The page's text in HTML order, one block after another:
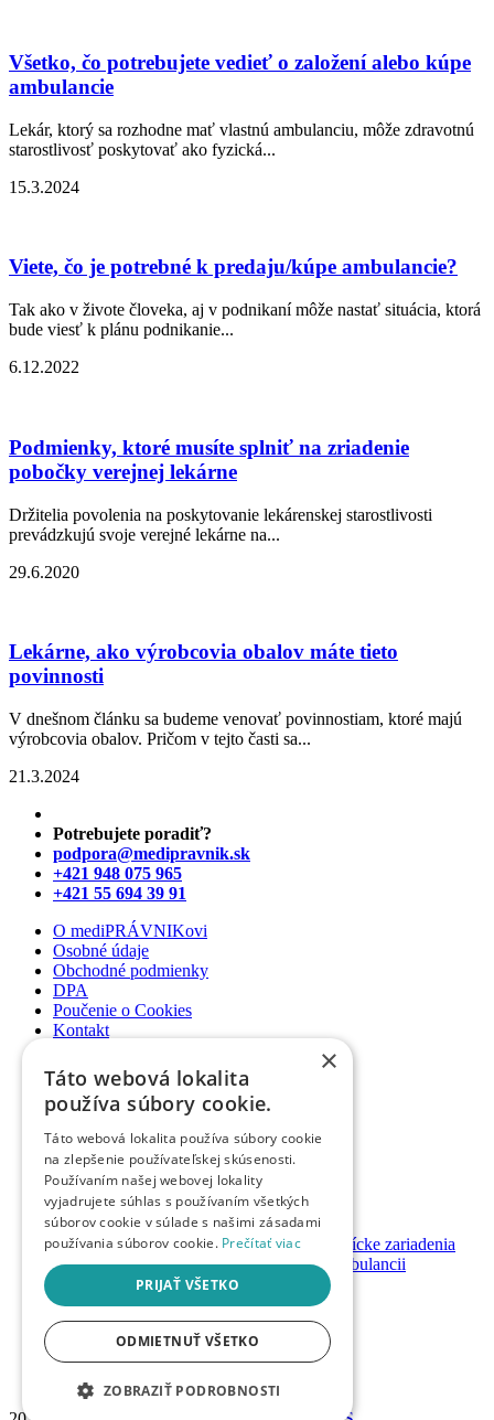
Všetko, čo potrebujete vedieť o založení alebo kúpe
ambulancie
Lekár, ktorý sa rozhodne mať vlastnú ambulanciu, môže zdravotnú
starostlivosť poskytovať ako fyzická...
15.3.2024
Viete, čo je potrebné k predaju/kúpe ambulancie?
Tak ako v živote človeka, aj v podnikaní môže nastať situácia, ktorá
bude viesť k plánu podnikanie...
6.12.2022
Podmienky, ktoré musíte splniť na zriadenie
pobočky verejnej lekárne
Držitelia povolenia na poskytovanie lekárenskej starostlivosti
prevádzkujú svoje verejné lekárne na...
29.6.2020
Lekárne, ako výrobcovia obalov máte tieto
povinnosti
V dnešnom článku sa budeme venovať povinnostiam, ktoré majú
výrobcovia obalov. Pričom v tejto časti sa...
21.3.2024
Potrebujete poradiť?
podpora@medipravnik.sk
+421 948 075 965
+421 55 694 39 91
O mediPRÁVNIKovi
Osobné údaje
Obchodné podmienky
DPA
Poučenie o Cookies
Kontakt
Newsletter
Články
Podcasty
Informované súhlasy
Právny web pre ambulancie
Právnik na telefóne
GDPR ambulancie / lekárne
Systémy bezpečnosti pacienta pre zdravotnícke zariadenia
Nastavenie priamych platieb pacienta v ambulancii
Založenie / prevody ambulancií a lekární
Registrácia
Prihlásenie
Návody & manuály
Mám promokód
×
Táto webová lokalita
používa súbory cookie.
Táto webová lokalita používa súbory cookie
na zlepšenie používateľskej skúsenosti.
Používaním našej webovej lokality
vyjadrujete súhlas s používaním všetkých
súborov cookie v súlade s našimi zásadami
používania súborov cookie. Prečítať viac
PRIJAŤ VŠETKO
ODMIETNUŤ VŠETKO
ZOBRAZIŤ PODROBNOSTI